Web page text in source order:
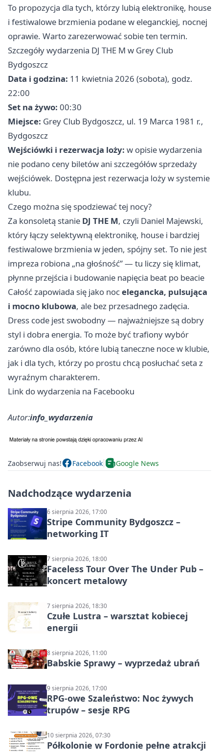
To propozycja dla tych, którzy lubią elektronikę, house
i festiwalowe brzmienia podane w eleganckiej, nocnej
oprawie. Warto zarezerwować sobie ten termin.
Szczegóły wydarzenia DJ THE M w Grey Club
Bydgoszcz
Data i godzina: 11 kwietnia 2026 (sobota), godz.
22:00
Set na żywo: 00:30
Miejsce: Grey Club Bydgoszcz, ul. 19 Marca 1981 r.,
Bydgoszcz
Wejściówki i rezerwacja loży: w opisie wydarzenia
nie podano ceny biletów ani szczegółów sprzedaży
wejściówek. Dostępna jest rezerwacja loży w systemie
klubu.
Czego można się spodziewać tej nocy?
Za konsoletą stanie DJ THE M, czyli Daniel Majewski,
który łączy selektywną elektronikę, house i bardziej
festiwalowe brzmienia w jeden, spójny set. To nie jest
impreza robiona „na głośność” — tu liczy się klimat,
płynne przejścia i budowanie napięcia beat po beacie
Całość zapowiada się jako nocelegancka, pulsująca
i mocno klubowa, ale bez przesadnego zadęcia.
Dress code jest swobodny — najważniejsze są dobry
styl i dobra energia. To może być trafiony wybór
zarówno dla osób, które lubią taneczne noce w klubie,
jak i dla tych, którzy po prostu chcą posłuchać seta z
wyraźnym charakterem.
Link do wydarzenia na Facebooku
Autor:info_wydarzenia
Zaobserwuj nas! Facebook Google News
Nadchodzące wydarzenia
6 sierpnia 2026, 17:00
Stripe Community Bydgoszcz –
networking IT
7 sierpnia 2026, 18:00
Faceless Tour Over The Under Pub –
koncert metalowy
7 sierpnia 2026, 18:30
Czułe Lustra – warsztat kobiecej
energii
8 sierpnia 2026, 11:00
Babskie Sprawy – wyprzedaż ubrań
9 sierpnia 2026, 17:00
RPG-owe Szaleństwo: Noc żywych
trupów – sesje RPG
10 sierpnia 2026, 07:30
Półkolonie w Fordonie pełne atrakcji